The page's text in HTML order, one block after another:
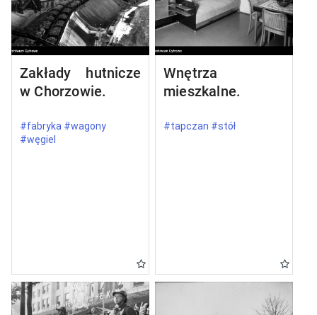
Zakłady hutnicze
w Chorzowie.
#fabryka #wagony
#węgiel
Wnętrza
mieszkalne.
#tapczan #stół